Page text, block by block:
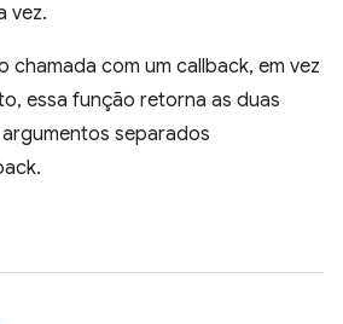
vez.
chamada com um callback, em vez
essa função retorna as duas
separados